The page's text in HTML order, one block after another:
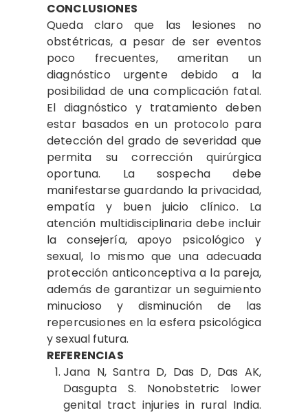
CONCLUSIONES
Queda claro que las lesiones no
obstétricas, a pesar de ser eventos
poco frecuentes, ameritan un
diagnóstico urgente debido a la
posibilidad de una complicación fatal.
El diagnóstico y tratamiento deben
estar basados en un protocolo para
detección del grado de severidad que
permita su corrección quirúrgica
oportuna. La sospecha debe
manifestarse guardando la privacidad,
empatía y buen juicio clínico. La
atención multidisciplinaria debe incluir
la consejería, apoyo psicológico y
sexual, lo mismo que una adecuada
protección anticonceptiva a la pareja,
además de garantizar un seguimiento
minucioso y disminución de las
repercusiones en la esfera psicológica
y sexual futura.
REFERENCIAS
Jana N, Santra D, Das D, Das AK,
Dasgupta S. Nonobstetric lower
genital tract injuries in rural India.